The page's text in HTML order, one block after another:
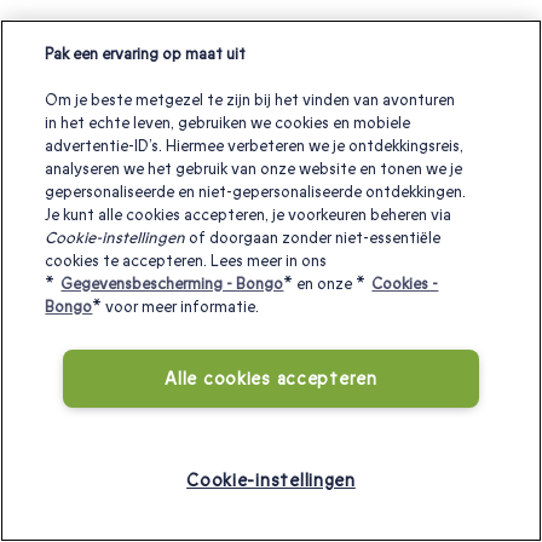
Pak een ervaring op maat uit
Om je beste metgezel te zijn bij het vinden van avonturen
in het echte leven, gebruiken we cookies en mobiele
advertentie-ID’s. Hiermee verbeteren we je ontdekkingsreis,
analyseren we het gebruik van onze website en tonen we je
gepersonaliseerde en niet-gepersonaliseerde ontdekkingen.
Je kunt alle cookies accepteren, je voorkeuren beheren via
Cookie-instellingen of doorgaan zonder niet-essentiële
cookies te accepteren. Lees meer in ons
* Gegevensbescherming - Bongo* en onze * Cookies -
Bongo* voor meer informatie.
Alle cookies accepteren
Cookie-instellingen